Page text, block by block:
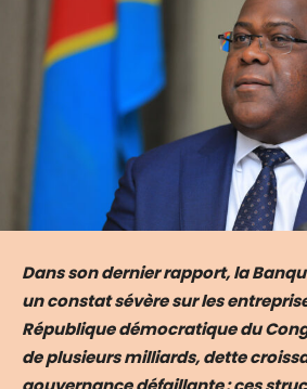
Dans son dernier rapport, la
un constat sévère sur les
République démocratique du
de plusieurs milliards, dette